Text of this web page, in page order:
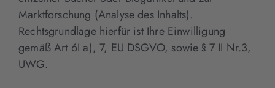
Marktforschung (Analyse des Inhalts).
Rechtsgrundlage hierfür ist Ihre Einwilligung
gemäß Art 6I a), 7, EU DSGVO, sowie § 7 II Nr.3,
UWG.